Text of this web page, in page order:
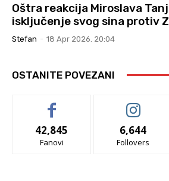
Oštra reakcija Miroslava
isključenje svog sina protiv
Stefan - 18 Apr 2026. 20:04
OSTANITE POVEZANI
42,845
Fanovi
6,644
Follovers